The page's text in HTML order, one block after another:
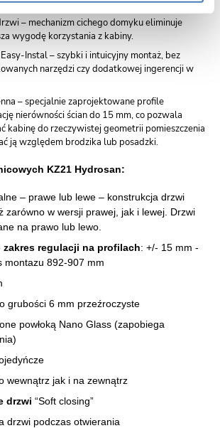
– mechanizm cichego domyku eliminuje
wygodę korzystania z kabiny.
Instal – szybki i intuicyjny montaż, bez
narzędzi czy dodatkowej ingerencji w
– specjalnie zaprojektowane profile
nierówności ścian do 15 mm, co pozwala
kabinę do rzeczywistej geometrii pomieszczenia
ją względem brodzika lub posadzki.
KZ21 Hydrosan:
– prawe lub lewe – konstrukcja drzwi
zarówno w wersji prawej, jak i lewej. Drzwi
na prawo lub lewo.
zakres regulacji na profilach: +/- 15 mm -
montazu 892-907 mm
grubości 6 mm przeźroczyste
powłoką Nano Glass (zapobiega
wewnątrz jak i na zewnątrz
drzwi “Soft closing”
drzwi podczas otwierania